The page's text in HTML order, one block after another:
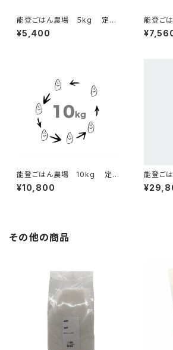
能登ごはん農場 ５kg 定期
配送コース
¥5,400
能登ご
配送コー
能登ごはん農場 10kg 定期
配送コース
¥10,800
能登ご
配送コ
その他の商品